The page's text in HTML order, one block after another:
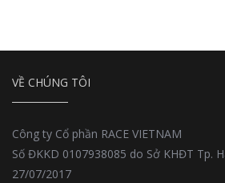
VỀ CHÚNG TÔI
Công ty Cổ phần RACE VIETNAM
Số ĐKKD 0107938085 do Sở KHĐT Tp.
27/07/2017